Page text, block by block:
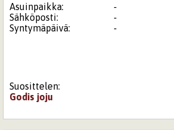
Asuinpaikka:
-
Sähköposti:
-
Syntymäpäivä:
-
Suosittelen:
Godis joju